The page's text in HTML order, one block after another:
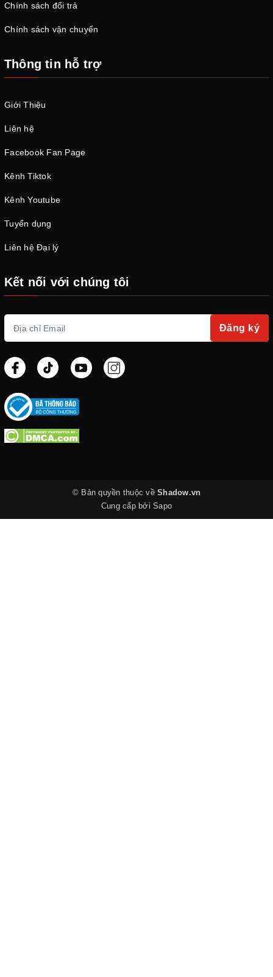
Chính sách đổi trả
Chính sách vận chuyển
Thông tin hỗ trợ
Giới Thiệu
Liên hệ
Facebook Fan Page
Kênh Tiktok
Kênh Youtube
Tuyển dụng
Liên hệ Đại lý
Kết nối với chúng tôi
Đăng ký
© Bản quyền thuộc về Shadow.vn
Cung cấp bởiSapo